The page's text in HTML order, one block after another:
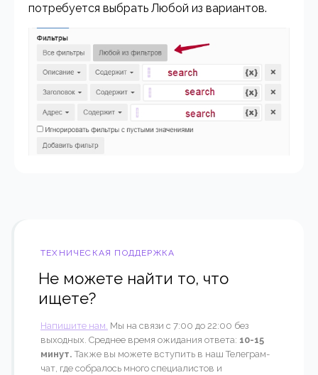
потребуется выбрать Любой из вариантов.
ТЕХНИЧЕСКАЯ ПОДДЕРЖКА
Не можете найти то, что
ищете?
Напишите нам. Мы на связи с 7:00 до 22:00 без
выходных. Среднее время ожидания ответа: 10-15
минут. Также вы можете вступить в наш Телеграм-
чат, где собралось много специалистов и